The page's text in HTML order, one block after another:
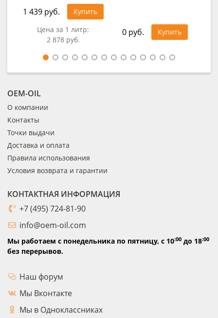
1 439 руб.
Купить
Цена за 1 литр:
2 878 руб.
0 руб. Купить
OEM-OIL
О компании
Контакты
Точки выдачи
Доставка и оплата
Правила использования
Условия возврата и гарантии
КОНТАКТНАЯ ИНФОРМАЦИЯ
+7 (495) 724-81-90
info@oem-oil.com
Мы работаем с понедельника по пятницу, с 10:00 до 18:00
без перерывов.
Наш форум
Мы Вконтакте
Мы в Одноклассниках